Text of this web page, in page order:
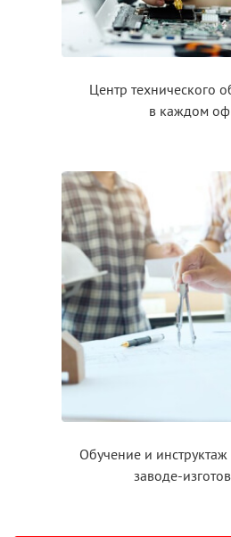
Центр технического
в каждом
Обучение и инструктаж
заводе-